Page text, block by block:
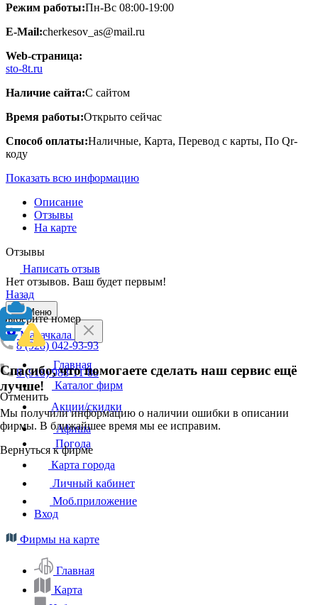
Режим работы:Пн-Вс 08:00-19:00
E-Mail:cherkesov_as@mail.ru
Web-страница:
sto-8t.ru
Наличие сайта:С сайтом
Время работы:Открыто сейчас
Способ оплаты:Наличные, Карта, Перевод с карты, По Qr-
коду
Показать всю информацию
Описание
Отзывы
На карте
Отзывы
Написать отзыв
Нет отзывов. Ваш будет первым!
Назад
Выберите номер
8 (928) 042-93-93
8 (918) 988-11-88
Отменить
Спасибо, что помогаете сделать наш сервис ещё
лучше!
Мы получили информацию о наличии ошибки в описании
фирмы. В ближайшее время мы ее исправим.
Вернуться к фирме
Меню
Махачкала
Главная
Каталог фирм
Акции/скидки
Афиша
Погода
Карта города
Личный кабинет
Моб.приложение
Вход
Фирмы на карте
Главная
Карта